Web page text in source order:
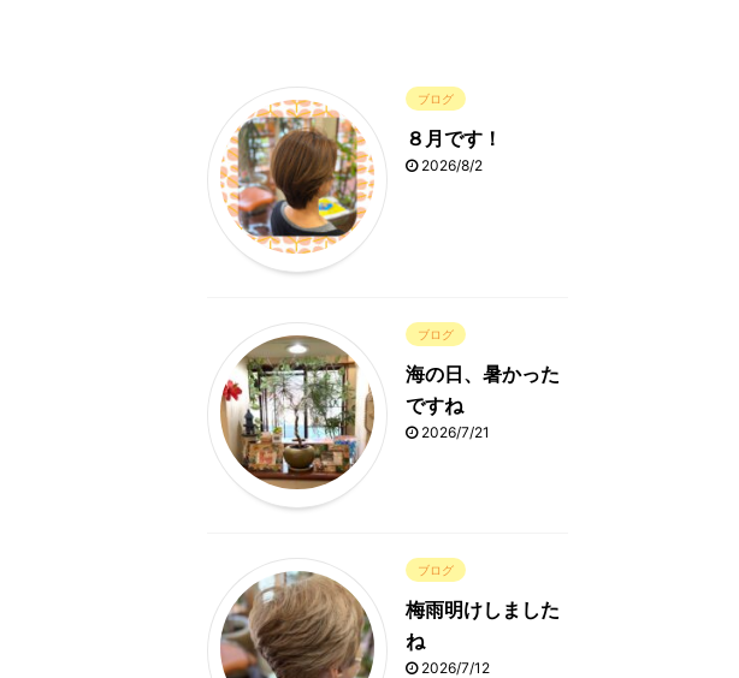
ブログ
８月です！
2026/8/2
ブログ
海の日、暑かった
ですね
2026/7/21
ブログ
梅雨明けしました
ね
2026/7/12